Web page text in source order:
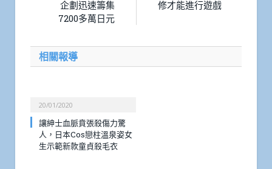
企劃迅速籌集
7200多萬日元
修才能進行遊戲
相關報導
20/01/2020
讓紳士血脈賁張殺傷力驚
人，日本Cos戀柱溫泉姿女
生示範新款童貞殺毛衣